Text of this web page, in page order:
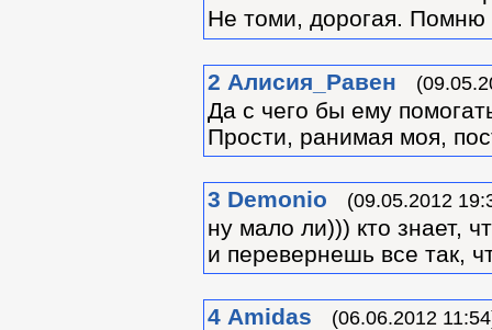
Не томи, дорогая.
2 Алиcия_Равен
Да с чего бы ему
Прости, ранимая моя,
3 Demonio (09.05.2012
ну мало ли))) кто знает,
и перевернешь все так,
4 Amidas (06.06.2012